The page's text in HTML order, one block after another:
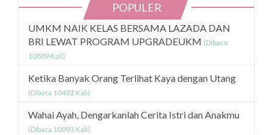
POPULER
UMKM NAIK KELAS BERSAMA LAZADA DAN
BRI LEWAT PROGRAM UPGRADEUKM (Dibaca
10889 Kali)
Ketika Banyak Orang Terlihat Kaya dengan Utang
(Dibaca 10432 Kali)
Wahai Ayah, Dengarkanlah Cerita Istri dan Anakmu
(Dibaca 10093 Kali)